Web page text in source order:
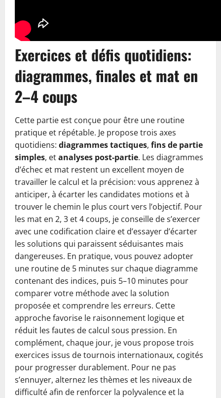
Exercices et défis quotidiens:
diagrammes, finales et mat en
2–4 coups
Cette partie est conçue pour être une routine
pratique et répétable. Je propose trois axes
quotidiens: diagrammes tactiques, fins de partie
simples, etanalyses post-partie. Les diagrammes
d’échec et mat restent un excellent moyen de
travailler le calcul et la précision: vous apprenez à
anticiper, à écarter les candidates motions et à
trouver le chemin le plus court vers l’objectif. Pour
les mat en 2, 3 et 4 coups, je conseille de s’exercer
avec une codification claire et d’essayer d’écarter
les solutions qui paraissent séduisantes mais
dangereuses. En pratique, vous pouvez adopter
une routine de 5 minutes sur chaque diagramme
contenant des indices, puis 5–10 minutes pour
comparer votre méthode avec la solution
proposée et comprendre les erreurs. Cette
approche favorise le raisonnement logique et
réduit les fautes de calcul sous pression. En
complément, chaque jour, je vous propose trois
exercices issus de tournois internationaux, cogités
pour progresser durablement. Pour ne pas
s’ennuyer, alternez les thèmes et les niveaux de
difficulté afin de renforcer la polyvalence et la